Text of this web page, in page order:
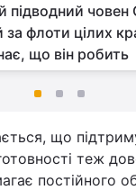
підводний
флоти цілих
що він робить
що
теж
постійного